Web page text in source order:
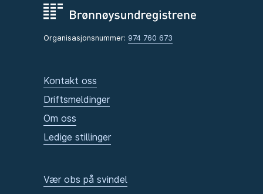
Organisasjonsnummer: 974 760 673
Kontakt oss
Driftsmeldinger
Om oss
Ledige stillinger
Vær obs på svindel